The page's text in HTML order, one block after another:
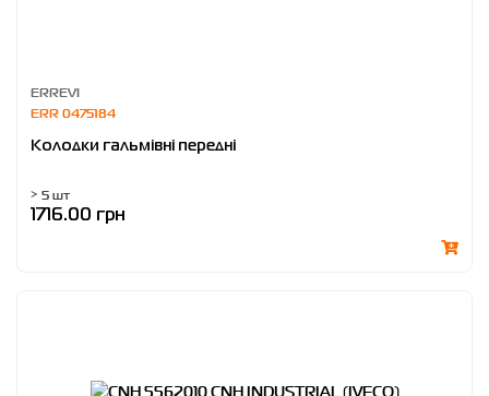
ERREVI
ERR 0475184
Колодки гальмівні передні
> 5 шт
1716.00 грн